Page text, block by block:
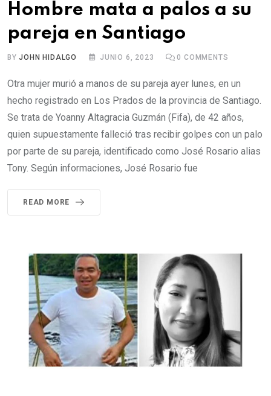
Hombre mata a palos a su
pareja en Santiago
BYJOHN HIDALGO JUNIO 6, 2023 0 COMMENTS
Otra mujer murió a manos de su pareja ayer lunes, en un
hecho registrado en Los Prados de la provincia de Santiago.
Se trata de Yoanny Altagracia Guzmán (Fifa), de 42 años,
quien supuestamente falleció tras recibir golpes con un palo
por parte de su pareja, identificado como José Rosario alias
Tony. Según informaciones, José Rosario fue
READ MORE